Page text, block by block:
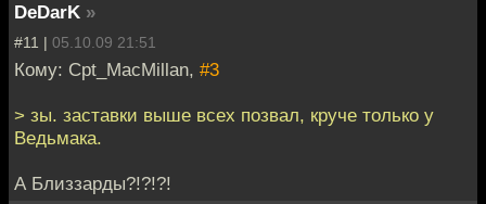
DeDarK »
#11 | 05.10.09 21:51
Кому: Cpt_MacMillan, #3
> зы. заставки выше всех позвал, круче только у
Ведьмака.
А Близзарды?!?!?!